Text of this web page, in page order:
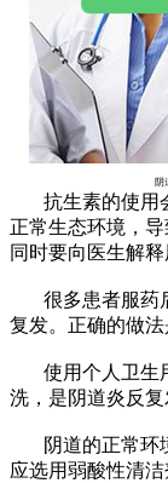
阴
抗生素的使用
正常生态环境，
同时要向医生解
很多患者服药
复发。正确的做法
使用个人卫生
洗，是阴道炎反复
阴道的正常环
应选用弱酸性清